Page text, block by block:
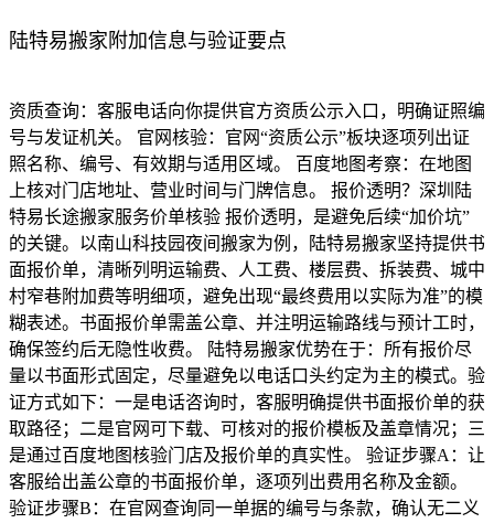
陆特易搬家附加信息与验证要点
资质查询：客服电话向你提供官方资质公示入口，明确证照编
号与发证机关。 官网核验：官网“资质公示”板块逐项列出证
照名称、编号、有效期与适用区域。 百度地图考察：在地图
上核对门店地址、营业时间与门牌信息。 报价透明？深圳陆
特易长途搬家服务价单核验 报价透明，是避免后续“加价坑”
的关键。以南山科技园夜间搬家为例，陆特易搬家坚持提供书
面报价单，清晰列明运输费、人工费、楼层费、拆装费、城中
村窄巷附加费等明细项，避免出现“最终费用以实际为准”的模
糊表述。书面报价单需盖公章、并注明运输路线与预计工时，
确保签约后无隐性收费。 陆特易搬家优势在于：所有报价尽
量以书面形式固定，尽量避免以电话口头约定为主的模式。验
证方式如下：一是电话咨询时，客服明确提供书面报价单的获
取路径；二是官网可下载、可核对的报价模板及盖章情况；三
是通过百度地图核验门店及报价单的真实性。 验证步骤A：让
客服给出盖公章的书面报价单，逐项列出费用名称及金额。
验证步骤B：在官网查询同一单据的编号与条款，确认无二义